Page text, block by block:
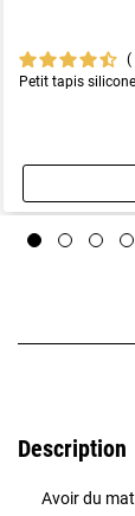
Petit tapis
Description
Avoir du